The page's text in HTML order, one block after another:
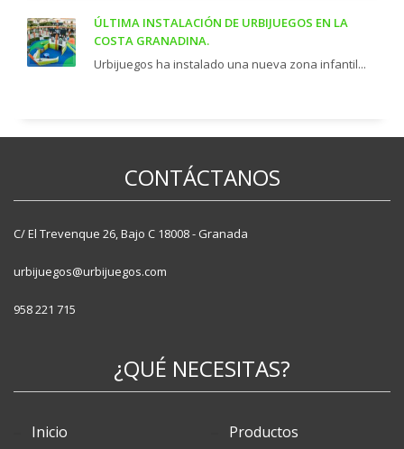
ÚLTIMA INSTALACIÓN DE URBIJUEGOS EN LA
COSTA GRANADINA.
Urbijuegos ha instalado una nueva zona infantil...
CONTÁCTANOS
C/ El Trevenque 26, Bajo C 18008 - Granada
urbijuegos@urbijuegos.com
958 221 715
¿QUÉ NECESITAS?
Inicio
Productos